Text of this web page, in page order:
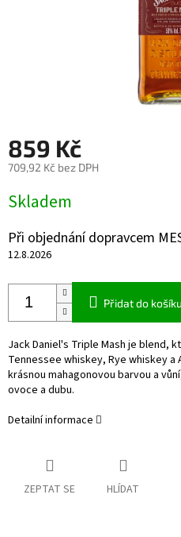
859 Kč
709,92 Kč bez DPH
cena:
Skladem
Při objednání dopravcem
12.8.2026
Přidat do košíku
Jack Daniel's Triple Mash je blend,
Tennessee whiskey, Rye whiskey a
krásnou mahagonovou barvou a
ovoce a dubu.
Detailní informace
ZEPTAT SE HLÍDAT